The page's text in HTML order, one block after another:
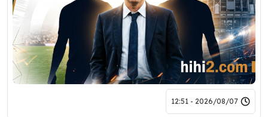
2026/08/07 - 12:51